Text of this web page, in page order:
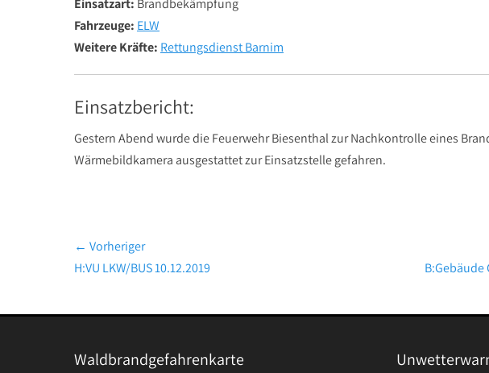
Einsatzart: Brandbekämpfung
Fahrzeuge: ELW
Weitere Kräfte: Rettungsdienst Barnim
Einsatzbericht:
Gestern Abend wurde die Feuerwehr Biesenthal zur Nachkontrolle eines
Wärmebildkamera ausgestattet zur Einsatzstelle gefahren.
Beitragsnavigation
← Vorheriger
Vorheriger
H:VU LKW/BUS 10.12.2019
NächsterB:Gebäude
Waldbrandgefahrenkarte